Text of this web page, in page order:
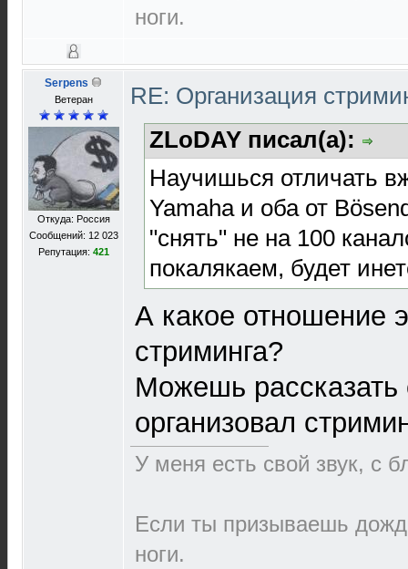
ноги.
Serpens
Ветеран
Откуда: Россия
Сообщений: 12 023
Репутация: 421
RE: Организация
ZLoDAY писал(а):
Научишься отличать
Yamaha и оба от
"снять" не на 100
покалякаем, будет
А какое отношение
стриминга?
Можешь рассказать
организовал
У меня есть свой звук, с
Если ты призываешь
ноги.